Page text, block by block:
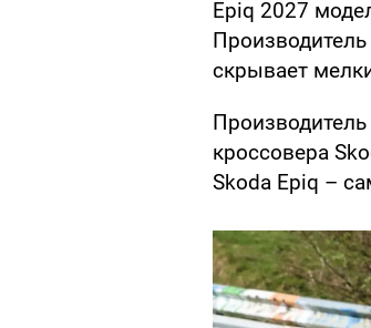
Epiq 2027
скрывает
кроссовера
Skoda Epiq –